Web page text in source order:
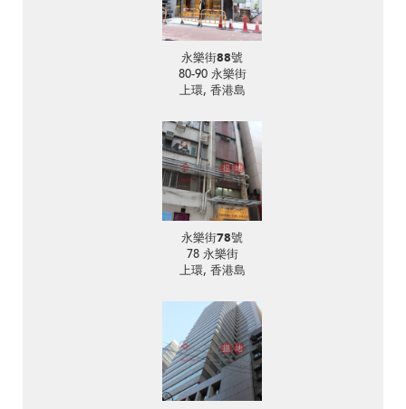
永樂街88號
80-90 永樂街
上環, 香港島
永樂街78號
78 永樂街
上環, 香港島